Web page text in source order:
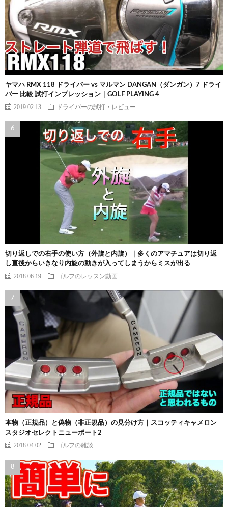
ヤマハ RMX 118 ドライバー vs マルマン DANGAN（ダンガン）7 ドライ
バー 比較 試打インプレッション｜GOLF PLAYING 4
2019.02.13 ドライバーの試打・レビュー
切り返しでの右手の使い方（外旋と内旋）｜多くのアマチュアは切り返
し直後からいきなり内旋の動きが入ってしまうからミスが出る
2018.06.19 ゴルフのレッスン動画
本物（正規品）と偽物（非正規品）の見分け方｜スコッティキャメロン
スタジオセレクトニューポート2
2018.04.02 ゴルフの雑談